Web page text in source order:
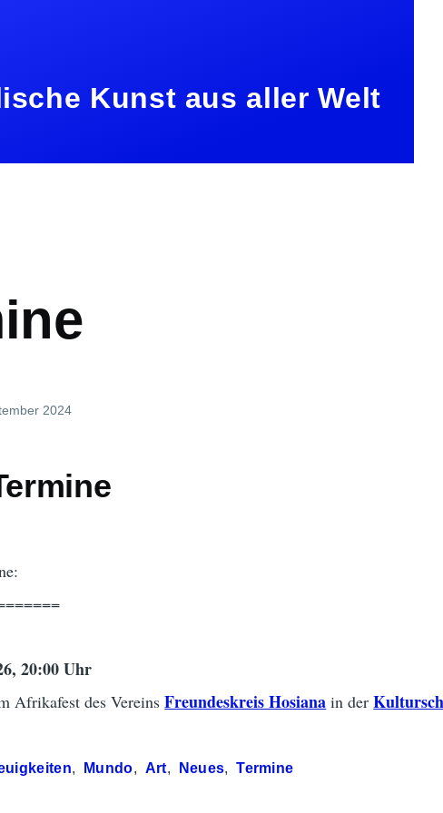
Kunst aus aller Welt
2024
20:00 Uhr
Afrikafest des VereinsFreundeskreis Hosiana in der
Mundo Art Neues Termine